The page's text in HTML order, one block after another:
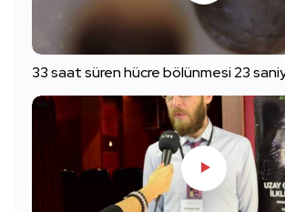
33 saat süren hücre bölünmesi 23